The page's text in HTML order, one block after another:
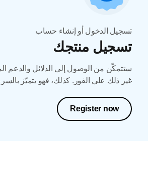
تسجيل الدخول أو إنشاء حساب
تسجيل منتجك
ستتمكّن من الوصول إلى الدلائل والدعم
غير ذلك على الفور. كذلك، فهو يتميّز
Register now